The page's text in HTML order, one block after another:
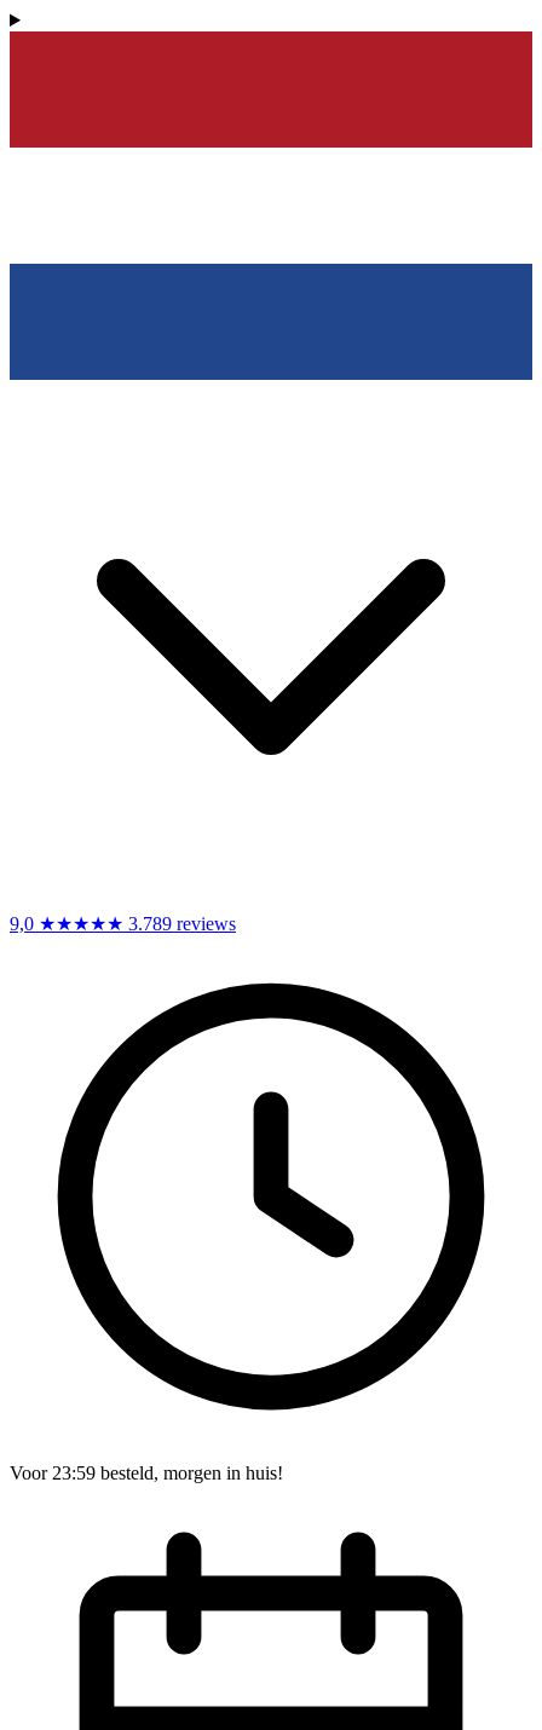
9,0 ★★★★★ 3.789 reviews
Voor 23:59 besteld, morgen in huis!